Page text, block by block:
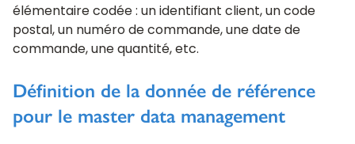
élémentaire codée : un identifiant client, un code
postal, un numéro de commande, une date de
commande, une quantité, etc.
Définition de la donnée de référence
pour le master data management